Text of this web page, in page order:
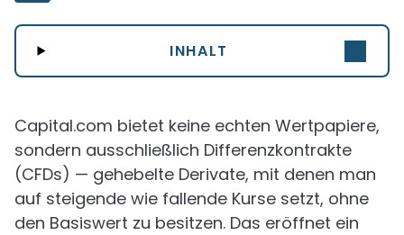
INHALT
Capital.com bietet keine echten Wertpapiere,
sondern ausschließlich Differenzkontrakte
(CFDs) — gehebelte Derivate, mit denen man
auf steigende wie fallende Kurse setzt, ohne
den Basiswert zu besitzen. Das eröffnet ein